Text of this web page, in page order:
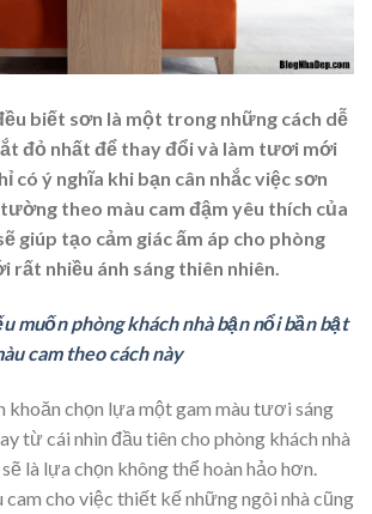
biết sơn là một trong những cách dễ
đỏ nhất để thay đổi và làm tươi mới
có ý nghĩa khi bạn cân nhắc việc sơn
theo màu cam đậm yêu thích của
giúp tạo cảm giác ấm áp cho phòng
rất nhiều ánh sáng thiên nhiên.
muốn phòng khách nhà bận nổi bần bật
cam theo cách này
khoăn chọn lựa một gam màu tươi sáng
từ cái nhìn đầu tiên cho phòng khách nhà
là lựa chọn không thể hoàn hảo hơn.
cam cho việc thiết kế những ngôi nhà cũng